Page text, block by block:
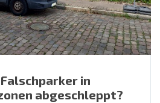
in
abgeschleppt?